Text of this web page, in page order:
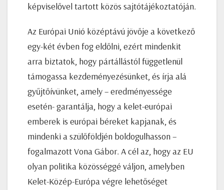
képviselővel tartott közös sajtótájékoztatóján.
Az Európai Unió középtávú jövője a következő
egy-két évben fog eldőlni, ezért mindenkit
arra biztatok, hogy pártállástól függetlenül
támogassa kezdeményezésünket, és írja alá
gyűjtőívünket, amely – eredményessége
esetén- garantálja, hogy a kelet-európai
emberek is európai béreket kapjanak, és
mindenki a szülőföldjén boldogulhasson –
fogalmazott Vona Gábor. A cél az, hogy az EU
olyan politika közösséggé váljon, amelyben
Kelet-Közép-Európa végre lehetőséget